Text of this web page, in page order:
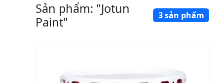
Sản phẩm: "Jotun
Paint"
3 sản phẩm